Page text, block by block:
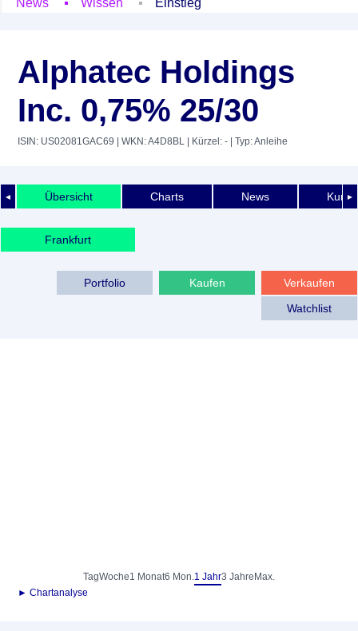
News
Wissen Einstieg
Alphatec Holdings
Inc. 0,75% 25/30
ISIN: US02081GAC69 | WKN: A4D8BL | Kürzel: - | Typ: Anleihe
◄ ►
Übersicht Charts News
Frankfurt
Verkaufen
Kaufen
Portfolio
Watchlist
TagWoche1 Monat6 Mon.1 Jahr3 Jahre Max.
► Chartanalyse